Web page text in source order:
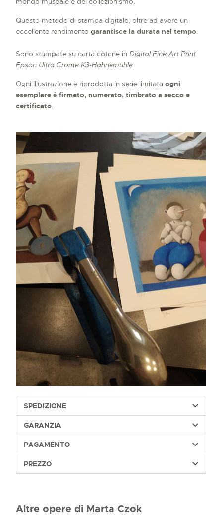
Questo metodo di stampa digitale, oltre ad avere un
eccellente rendimento garantisce la durata nel tempo.
Sono stampate su carta cotone in Digital Fine Art Print
Epson Ultra Crome K3-Hahnemuhle.
Ogni illustrazione è riprodotta in serie limitata ogni
esemplare è firmato, numerato, timbrato a secco e
certificato.
SPEDIZIONE
GARANZIA
PAGAMENTO
PREZZO
Altre opere di Marta Czok